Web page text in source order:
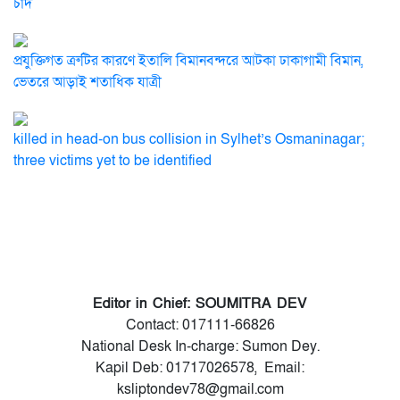
প্রযুক্তিগত ত্রুটির কারণে ইতালি বিমানবন্দরে আটকা ঢাকাগামী বিমান,
ভেতরে আড়াই শতাধিক যাত্রী
killed in head-on bus collision in Sylhet’s Osmaninagar;
three victims yet to be identified
Editor in Chief: SOUMITRA DEV
Contact: 017111-66826
National Desk In-charge: Sumon Dey.
Kapil Deb: 01717026578, Email:
ksliptondev78@gmail.com